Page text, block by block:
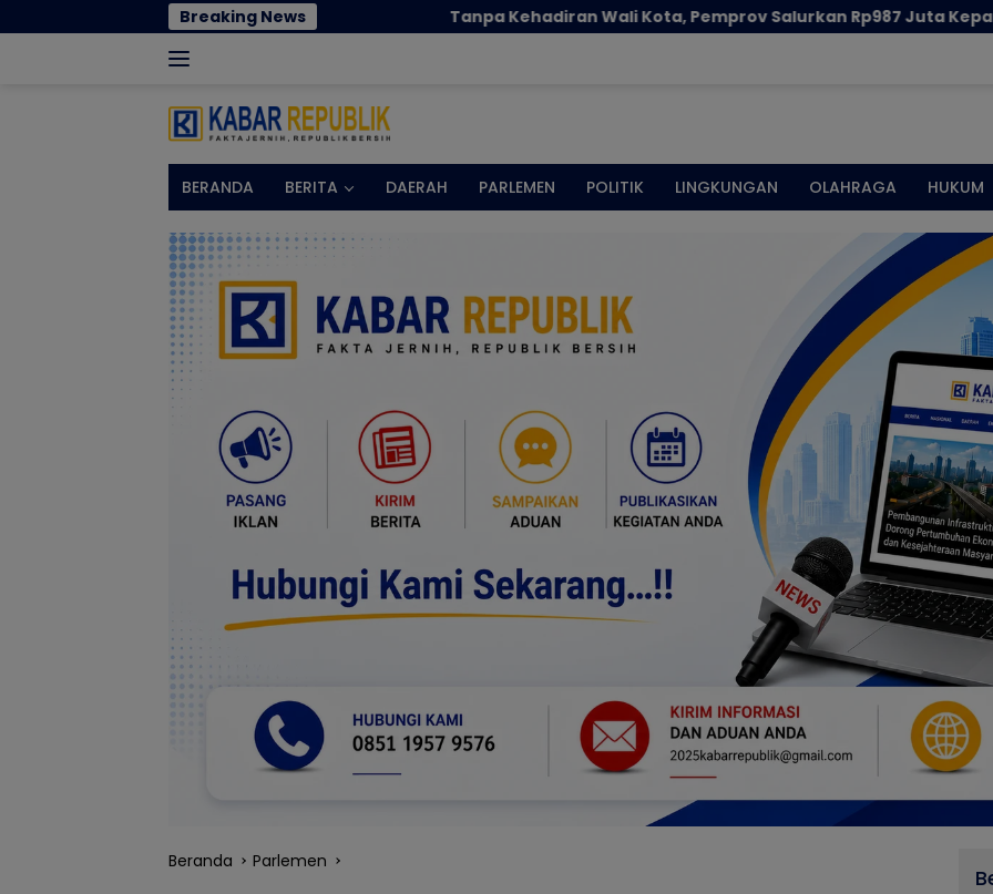
ke
Breaking News
Tanpa Kehadiran Wali Kota, Pemprov Salurkan Rp987 Juta Kepada 395 Pelaku UMKM Kota
BERANDA BERITA DAERAH PARLEMEN POLITIK LINGKUNGAN OLAHRAGA HUKUM
Beranda Parlemen